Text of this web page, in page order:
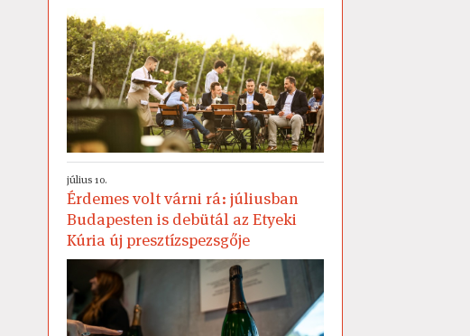
július 10.
Érdemes volt várni rá: júliusban
Budapesten is debütál az Etyeki
Kúria új presztízspezsgője